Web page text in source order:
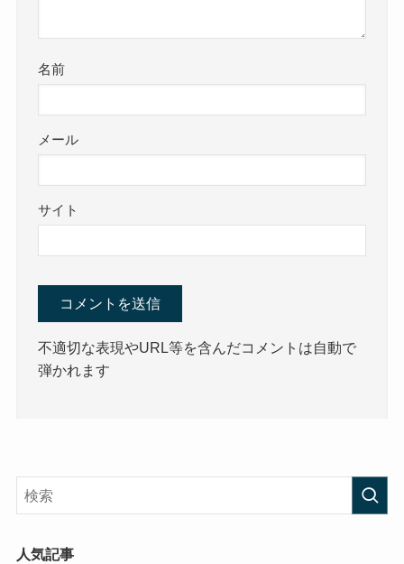
名前
メール
サイト
不適切な表現やURL等を含んだコメントは自動で
弾かれます
人気記事